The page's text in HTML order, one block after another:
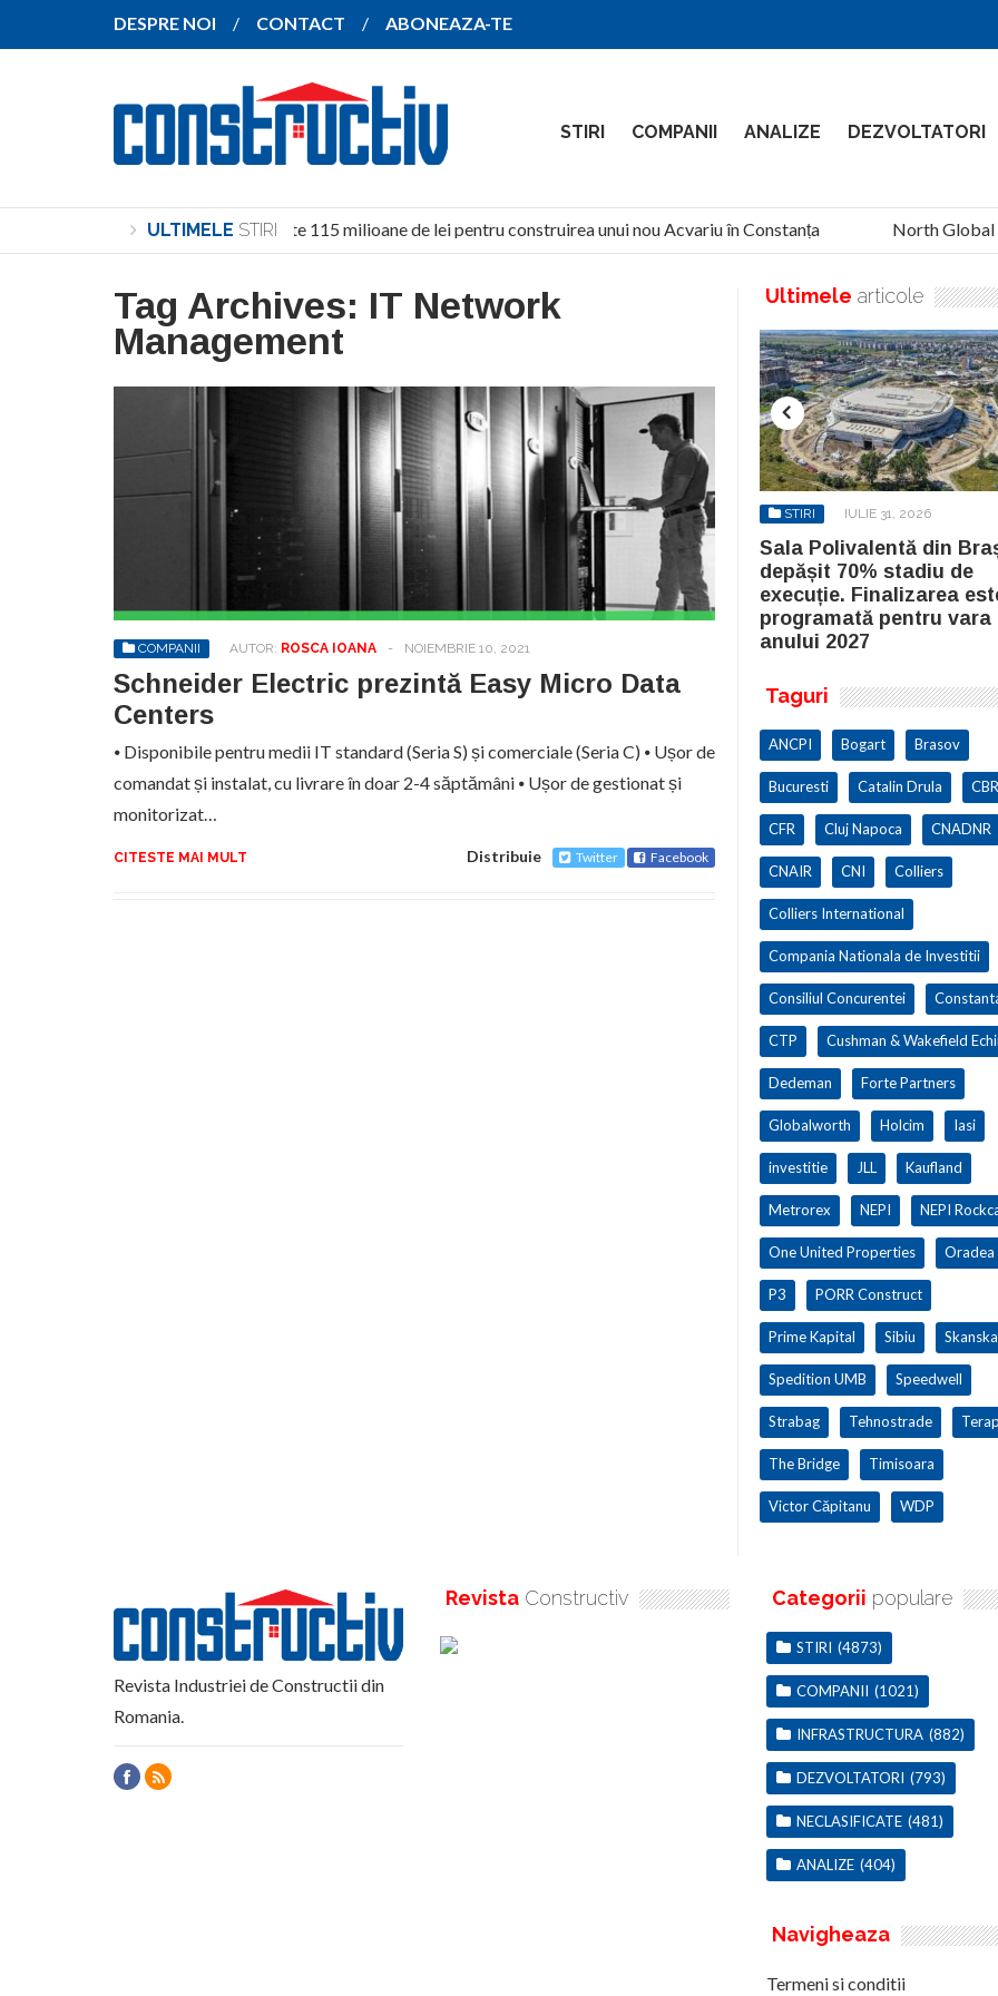
DESPRE NOI CONTACT ABONEAZA-TE
STIRI COMPANII ANALIZE DEZVOLTATORI
ULTIMELE STIRI
Investiție de peste 115 milioane de lei pentru construirea unui nou Acvariu în Constanța North Global
Tag Archives: IT Network
Management
COMPANII AUTOR: ROSCA IOANA - NOIEMBRIE 10, 2021
Schneider Electric prezintă Easy Micro Data
Centers
⦁ Disponibile pentru medii IT standard (Seria S) și comerciale (Seria C) ⦁ Ușor de
comandat și instalat, cu livrare în doar 2-4 săptămâni ⦁ Ușor de gestionat și
monitorizat…
CITESTE MAI MULT Distribuie Twitter Facebook
Ultimele articole
STIRI IULIE 31, 2026
Sala Polivalentă din Brașov a
depășit 70% stadiu de
execuție. Finalizarea este
programată pentru vara
anului 2027
STIRI IULIE 31, 2026
Sala Polivalentă din
depășit 70% stadiu de
execuție. Finalizarea
programată pentru vara
anului 2027
Taguri
ANCPI Bogart Brasov
Bucuresti Catalin Drula
CFR Cluj Napoca CNADNR
CNAIR CNI Colliers
Colliers International
Compania Nationala de Investitii
Consiliul Concurentei
CTP Cushman & Wakefield
Dedeman Forte Partners
Globalworth Holcim Iasi
investitie JLL Kaufland
Metrorex NEPI NEPI
One United Properties Oradea
P3 PORR Construct
Prime Kapital Sibiu Skanska
Spedition UMB Speedwell
Strabag Tehnostrade
The Bridge Timisoara
Victor Căpitanu WDP
Revista Industriei de Constructii din
Romania.
Revista Constructiv Categorii populare
STIRI (4873)
COMPANII (1021)
INFRASTRUCTURA (882)
DEZVOLTATORI (793)
NECLASIFICATE (481)
ANALIZE (404)
Navigheaza
Termeni si conditii